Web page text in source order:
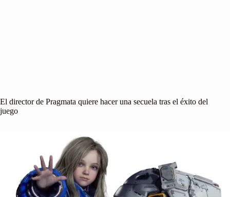
El director de Pragmata quiere hacer una secuela tras el éxito del
juego